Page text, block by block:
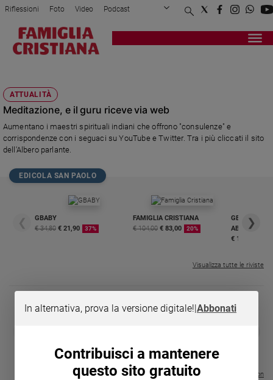
Attualità
Politica
Mondo
Economia
Legalità
giustizia
Sport
Papa
Chiesa
Riflessioni Foto Video Podcast
Privacy Policy Chi siamo
Registrati Redazione
ATTUALITÀ
Meditazione, e il guru riceve via web
Aumentano i maestri spirituali indiani che offrono "consulenze" e
corrispondenze con i seguaci su YouTube e Twitter. Tra i più cliccati il sito
dell'Albero parlante.
EDICOLA SAN PAOLO
❮
GBABY
€ 34,80 € 21,90 37%
FAMIGLIA CRISTIANA
€ 104,00 € 83,00 20%
GBABY
€ 16,99
❯
Visualizza tutte le riviste
- VOL DA 1 AL 5
€ 64,50
Visualizza tutte le collection
In alternativa, prova la versione digitale!|Abbonati
Contribuisci a mantenere
questo sito gratuito